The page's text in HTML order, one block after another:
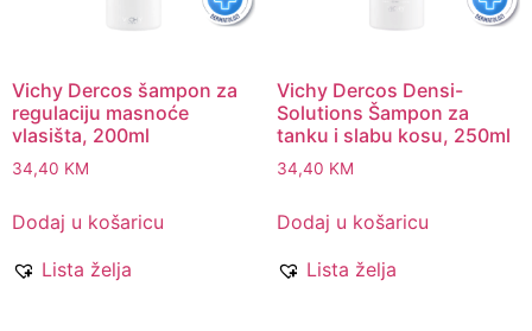
Vichy Dercos šampon za
regulaciju masnoće
vlasišta, 200ml
34,40 KM
Dodaj u košaricu
Lista želja
Vichy Dercos Densi-
Solutions Šampon za
tanku i slabu kosu, 250ml
34,40 KM
Dodaj u košaricu
Lista želja